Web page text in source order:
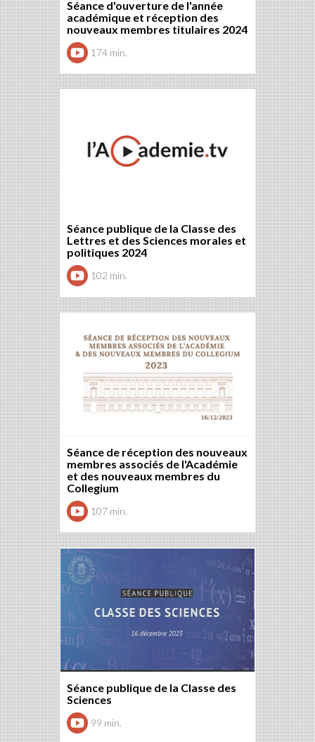
Séance d'ouverture de l'année
académique et réception des
nouveaux membres titulaires 2024
174 min.
Séance publique de la Classe des
Lettres et des Sciences morales et
politiques 2024
102 min.
Séance de réception des nouveaux
membres associés de l'Académie
et des nouveaux membres du
Collegium
107 min.
Séance publique de la Classe des
Sciences
99 min.